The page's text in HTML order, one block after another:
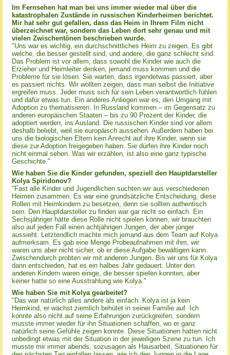
Im Fernsehen hat man bei uns immer wieder mal über die
katastrophalen Zustände in russischen Kinderheimen berichtet.
Mir hat sehr gut gefallen, dass das Heim in Ihrem Film nicht
überzeichnet war, sondern das Leben dort sehr genau und mit
vielen Zwischentönen beschrieben wurde.
"Uns war es wichtig, ein durchschnittliches Heim zu zeigen. Es gibt
welche, die besser gestellt sind, und andere, die ganz schlecht sind.
Das Problem ist vor allem, dass sowohl die Kinder wie auch die
Erzieher und Heimleiter denken, jemand muss kommen und die
Probleme für sie lösen. Sie warten, dass irgendetwas passiert, aber
es passiert nichts. Wir wollten zeigen, dass man selbst die Initiative
ergreifen muss. Jeder muss sich für sein Leben verantwortlich fühlen
und dafür etwas tun. Ein anderes Anliegen war es, den Umgang mit
Adoption zu thematisieren. In Russland kommen – im Gegensatz zu
anderen europäischen Staaten – bis zu 90 Prozent der Kinder, die
adoptiert werden, ins Ausland. Die russischen Kinder sind vor allem
deshalb beliebt, weil sie europäisch aussehen. Außerdem haben bei
uns die biologischen Eltern kein Anrecht auf ihre Kinder, wenn sie
diese zur Adoption freigegeben haben. Sie dürfen ihre Kinder noch
nicht einmal sehen. Was wir erzählen, ist also eine ganz typische
Geschichte."
Wie haben Sie die Kinder gefunden, speziell den Hauptdarsteller
Kolya Spiridonov?
"Fast alle Kinder und Jugendlichen suchten wir aus verschiedenen
Heimen zusammen. Es war eine grundsätzliche Entscheidung, diese
Rollen mit Heimkindern zu besetzen, denn sie sollten authentisch
sein. Den Hauptdarsteller zu finden war gar nicht so einfach. Ein
Sechsjähriger hätte diese Rolle nicht spielen können, wir brauchten
also auf jeden Fall einen achtjährigen Jungen, der aber jünger
aussieht. Letztendlich machte mich jemand aus dem Team auf Kolya
aufmerksam. Es gab eine Menge Probeaufnahmen mit ihm, wir
waren uns aber nicht sicher, ob er diese Aufgabe bewältigen kann.
Zwischendurch probten wir mit anderen Jungen. Bis wir uns für Kolya
dann entschieden, hat es ein halbes Jahr gedauert. Unter den
anderen Kindern waren einige, die besser spielen konnten, aber
keiner hatte so eine Ausstrahlung wie Kolya."
Wie haben Sie mit Kolya gearbeitet?
"Das war natürlich alles andere als einfach. Kolya ist ja kein
Heimkind, er wächst ziemlich behütet in seiner Familie auf. Ich
konnte also nicht auf seine Erfahrungen zurückgreifen, sondern
musste immer wieder für ihn Situationen schaffen, wo er ganz
natürlich seine Gefühle zeigen konnte. Diese Situationen hatten nicht
unbedingt etwas mit der Situation in der jeweiligen Szene zu tun. Ich
musste mir immer abends, sozusagen als Hausarbeit, Situationen für